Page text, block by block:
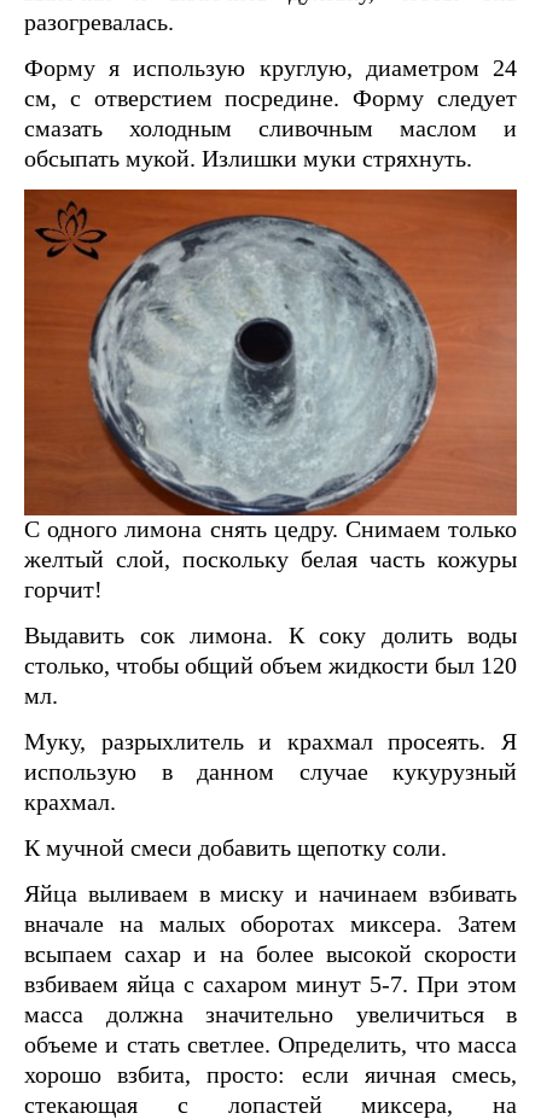
разогревалась.
Форму я использую круглую, диаметром 24
см, с отверстием посредине. Форму следует
смазать холодным сливочным маслом и
обсыпать мукой. Излишки муки стряхнуть.
С одного лимона снять цедру. Снимаем только
желтый слой, поскольку белая часть кожуры
горчит!
Выдавить сок лимона. К соку долить воды
столько, чтобы общий объем жидкости был 120
мл.
Муку, разрыхлитель и крахмал просеять. Я
использую в данном случае кукурузный
крахмал.
К мучной смеси добавить щепотку соли.
Яйца выливаем в миску и начинаем взбивать
вначале на малых оборотах миксера. Затем
всыпаем сахар и на более высокой скорости
взбиваем яйца с сахаром минут 5-7. При этом
масса должна значительно увеличиться в
объеме и стать светлее. Определить, что масса
хорошо взбита, просто: если яичная смесь,
стекающая с лопастей миксера, на